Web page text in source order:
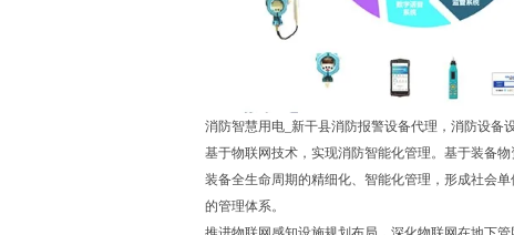
消防智慧用电_新干县消防报警设备代理，消防设备
基于物联网技术，实现消防智能化管理。基于装备
装备全生命周期的精细化、智能化管理，形成社会
的管理体系。